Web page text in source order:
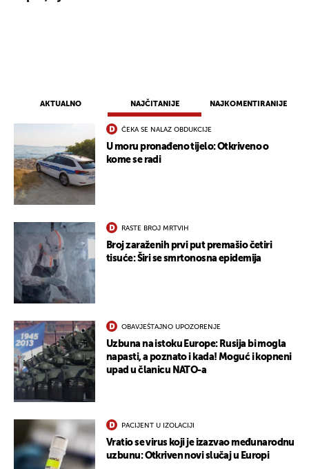
AKTUALNO NAJČITANIJE NAJKOMENTIRANIJE
ČEKA SE NALAZ OBDUKCIJE
U moru pronađeno tijelo: Otkriveno o
kome se radi
RASTE BROJ MRTVIH
Broj zaraženih prvi put premašio četiri
tisuće: Širi se smrtonosna epidemija
OBAVJEŠTAJNO UPOZORENJE
Uzbuna na istoku Europe: Rusija bi mogla
napasti, a poznato i kada! Moguć i kopneni
upad u članicu NATO-a
PACIJENT U IZOLACIJI
Vratio se virus koji je izazvao međunarodnu
uzbunu: Otkriven novi slučaj u Europi
UKLJUČITE NOTIFIKACIJE